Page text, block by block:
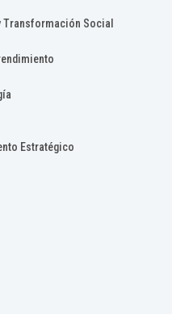
Social
Estratégico